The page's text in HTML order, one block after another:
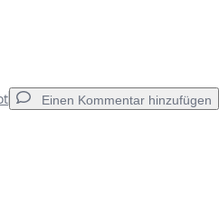
Einen Kommentar hinzufügen